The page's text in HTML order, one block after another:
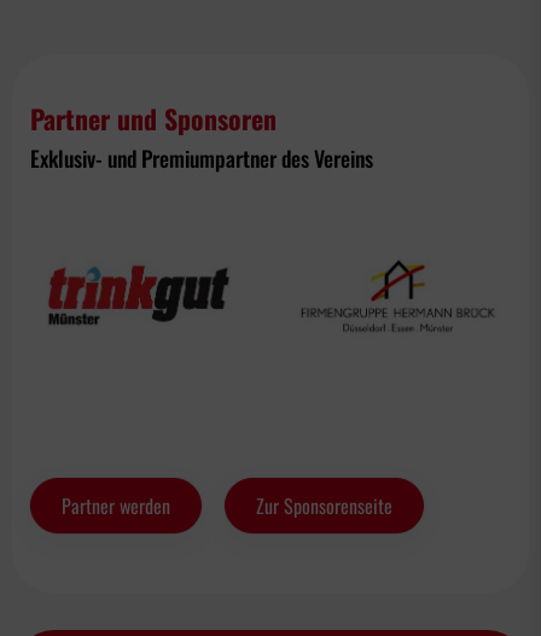
Partner und Sponsoren
Exklusiv- und Premiumpartner des Vereins
Partner werden Zur Sponsorenseite